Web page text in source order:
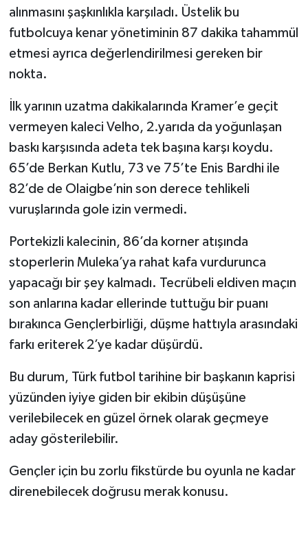
alınmasını şaşkınlıkla karşıladı. Üstelik bu
futbolcuya kenar yönetiminin 87 dakika tahammül
etmesi ayrıca değerlendirilmesi gereken bir
nokta.
İlk yarının uzatma dakikalarında Kramer’e geçit
vermeyen kaleci Velho, 2.yarıda da yoğunlaşan
baskı karşısında adeta tek başına karşı koydu.
65’de Berkan Kutlu, 73 ve 75’te Enis Bardhi ile
82’de de Olaigbe’nin son derece tehlikeli
vuruşlarında gole izin vermedi.
Portekizli kalecinin, 86’da korner atışında
stoperlerin Muleka’ya rahat kafa vurdurunca
yapacağı bir şey kalmadı. Tecrübeli eldiven maçın
son anlarına kadar ellerinde tuttuğu bir puanı
bırakınca Gençlerbirliği, düşme hattıyla arasındaki
farkı eriterek 2’ye kadar düşürdü.
Bu durum, Türk futbol tarihine bir başkanın kaprisi
yüzünden iyiye giden bir ekibin düşüşüne
verilebilecek en güzel örnek olarak geçmeye
aday gösterilebilir.
Gençler için bu zorlu fikstürde bu oyunla ne kadar
direnebilecek doğrusu merak konusu.